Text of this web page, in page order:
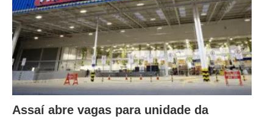
Assaí abre vagas para unidade da